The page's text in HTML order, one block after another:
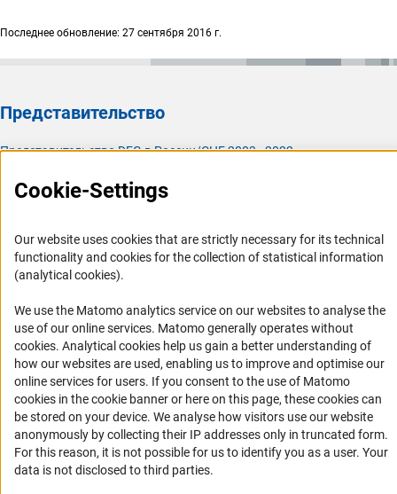
Последнее обновление: 27 сентября 2016 г.
Представительство
Представительство DFG в России/СНГ 2003 - 2022
Органы управления
Задачи DFG
Финансирование
Совместные конкурсы с российскими партнёрскими
организациями
Партнёры DFG в России
Часто задаваемые вопросы (FAQ)
DFG Newsletter
Cookie-Settings
Our website uses cookies that are strictly necessary for its technical
functionality and cookies for the collection of statistical information
(analytical cookies).
We use the Matomo analytics service on our websites to analyse the
use of our online services. Matomo generally operates without
cookies(Anc
. Analytical cookies help us gain a better understanding of
how our websites are used, enabling us to improve and optimise our
online services for users. If you consent to the use of Matomo
cookies in the cookie banner or here on this page, these cookies can
be stored on your device. We analyse how visitors use our website
anonymously by collecting their IP addresses only in truncated form.
For this reason, it is not possible for us to identify you as a user. Your
data is not disclosed to third parties.